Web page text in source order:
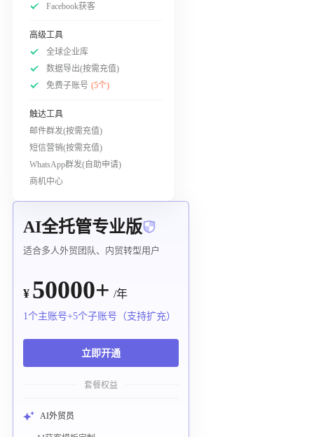
Facebook获客
高级工具
全球企业库
数据导出(按需充值)
免费子账号 (5个)
触达工具
邮件群发(按需充值)
短信营销(按需充值)
WhatsApp群发(自助申请)
商机中心
AI全托管专业版
适合多人外贸团队、内贸转型用户
¥ 50000+ /年
1个主账号+5个子账号（支持扩充）
立即开通
套餐权益
AI外贸员